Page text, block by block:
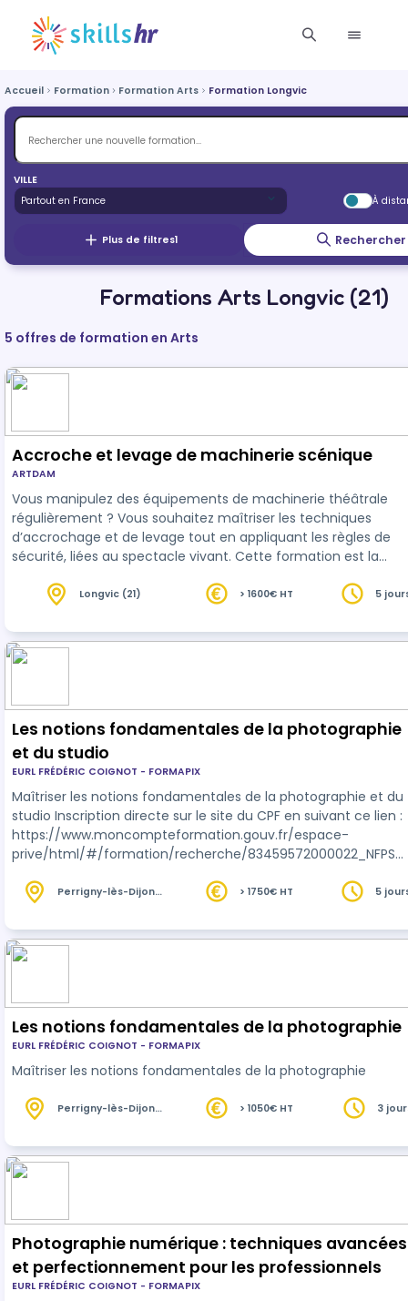
Accueil Formation Formation Arts Formation Longvic
VILLE
À
Plus de filtres1 Rechercher
Formations Arts Longvic (21)
5 offres de formation en Arts
Accroche et levage de machinerie scénique
ARTDAM
Vous manipulez des équipements de machinerie théâtrale
régulièrement ? Vous souhaitez maîtriser les techniques
d’accrochage et de levage tout en appliquant les règles de
sécurité, liées au spectacle vivant. Cette formation est la
(machinerie manuelle, contrebalancée, motorisée).
Longvic (21) > 1600€ HT 5
Les notions fondamentales de la photographie
et du studio
EURL FRÉDÉRIC COIGNOT - FORMAPIX
Maîtriser les notions fondamentales de la photographie et du
studio Inscription directe sur le site du CPF en suivant ce lien :
https://www.moncompteformation.gouv.fr/espace-
prive/html/#/formation/recherche/
Perrigny-lès-Dijon
> 1750€ HT 5
Les notions fondamentales de la photographie
EURL FRÉDÉRIC COIGNOT - FORMAPIX
Maîtriser les notions fondamentales de la photographie
Perrigny-lès-Dijon
> 1050€ HT 3
Photographie numérique : techniques avancées
et perfectionnement pour les professionnels
EURL FRÉDÉRIC COIGNOT - FORMAPIX